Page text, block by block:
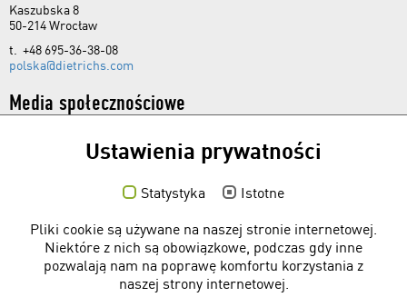
Kaszubska 8
50-214 Wrocław
t. +48 695-36-38-08
polska@dietrichs.com
Media społecznościowe
Bezpłatne programy
Formularz kontaktowy
Ustawienia prywatności
Statystyka
Istotne
Pliki cookie są używane na naszej stronie internetowej.
Niektóre z nich są obowiązkowe, podczas gdy inne
pozwalają nam na poprawę komfortu korzystania z
naszej strony internetowej.